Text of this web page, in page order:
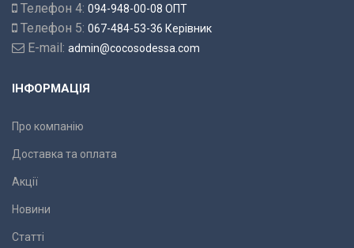
Телефон 4: 094-948-00-08 ОПТ
Телефон 5: 067-484-53-36 Керівник
E-mail: admin@cocosodessa.com
ІНФОРМАЦІЯ
Про компанію
Доставка та оплата
Акції
Новини
Статті